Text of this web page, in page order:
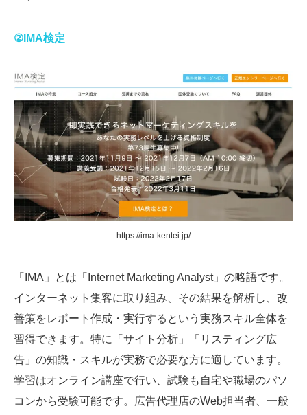
②IMA検定
https://ima-kentei.jp/
「IMA」とは「Internet Marketing Analyst」の略語です。
インターネット集客に取り組み、その結果を解析し、改
善策をレポート作成・実行するという実務スキル全体を
習得できます。特に「サイト分析」「リスティング広
告」の知識・スキルが実務で必要な方に適しています。
学習はオンライン講座で行い、試験も自宅や職場のパソ
コンから受験可能です。広告代理店のWeb担当者、一般